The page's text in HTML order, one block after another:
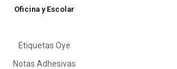
Oficina y Escolar
Etiquetas Oye
Notas Adhesivas